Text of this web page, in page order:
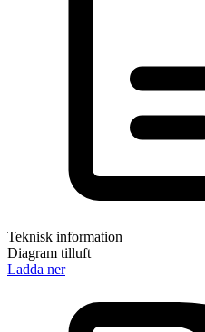
Teknisk information
Diagram tilluft
Ladda ner